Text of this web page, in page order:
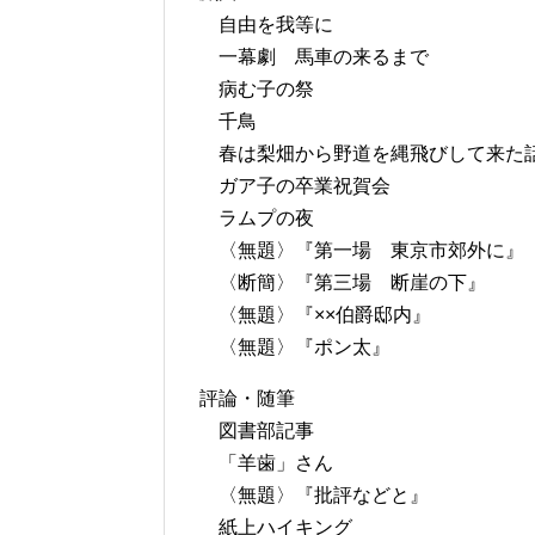
自由を我等に
一幕劇 馬車の来るまで
病む子の祭
千鳥
春は梨畑から野道を縄飛びして来た
ガア子の卒業祝賀会
ラムプの夜
〈無題〉『第一場 東京市郊外に』
〈断簡〉『第三場 断崖の下』
〈無題〉『××伯爵邸内』
〈無題〉『ポン太』
評論・随筆
図書部記事
「羊歯」さん
〈無題〉『批評などと』
紙上ハイキング